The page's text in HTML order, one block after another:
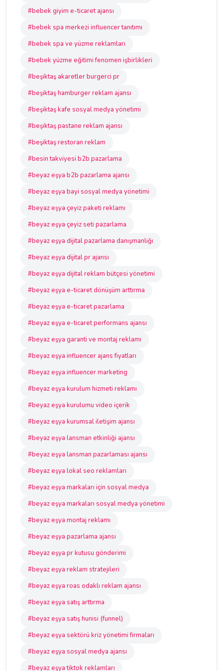
#bebek giyim e-ticaret ajansı
#bebek spa merkezi influencer tanıtımı
#bebek spa ve yüzme reklamları
#bebek yüzme eğitimi fenomen işbirlikleri
#beşiktaş akaretler burgerci pr
#beşiktaş hamburger reklam ajansı
#beşiktaş kafe sosyal medya yönetimi
#beşiktaş pastane reklam ajansı
#beşiktaş restoran reklam
#besin takviyesi b2b pazarlama
#beyaz eşya b2b pazarlama ajansı
#beyaz eşya bayi sosyal medya yönetimi
#beyaz eşya çeyiz paketi reklamı
#beyaz eşya çeyiz seti pazarlama
#beyaz eşya dijital pazarlama danışmanlığı
#beyaz eşya dijital pr ajansı
#beyaz eşya dijital reklam bütçesi yönetimi
#beyaz eşya e-ticaret dönüşüm arttırma
#beyaz eşya e-ticaret pazarlama
#beyaz eşya e-ticaret performans ajansı
#beyaz eşya garanti ve montaj reklamı
#beyaz eşya influencer ajans fiyatları
#beyaz eşya influencer marketing
#beyaz eşya kurulum hizmeti reklamı
#beyaz eşya kurulumu video içerik
#beyaz eşya kurumsal iletişim ajansı
#beyaz eşya lansman etkinliği ajansı
#beyaz eşya lansman pazarlaması ajansı
#beyaz eşya lokal seo reklamları
#beyaz eşya markaları için sosyal medya
#beyaz eşya markaları sosyal medya yönetimi
#beyaz eşya montaj reklamı
#beyaz eşya pazarlama ajansı
#beyaz eşya pr kutusu gönderimi
#beyaz eşya reklam stratejileri
#beyaz eşya roas odaklı reklam ajansı
#beyaz eşya satış arttırma
#beyaz eşya satış hunisi (funnel)
#beyaz eşya sektörü kriz yönetimi firmaları
#beyaz eşya sosyal medya ajansı
#beyaz eşya tiktok reklamları